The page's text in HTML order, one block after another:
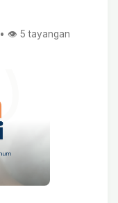
• 👁️ 5 tayangan